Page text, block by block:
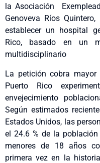
la Asociación
Genoveva Ríos
establecer un hospital
Rico, basado en un
multidisciplinario
La petición cobra
Puerto Rico
envejecimiento
Según estimados
Estados Unidos, las
el 24.6 % de la
menores de 18 años
primera vez en la